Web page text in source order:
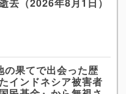
去（2026年8月1日）
の果てで出会った歴
インドネシア被害者